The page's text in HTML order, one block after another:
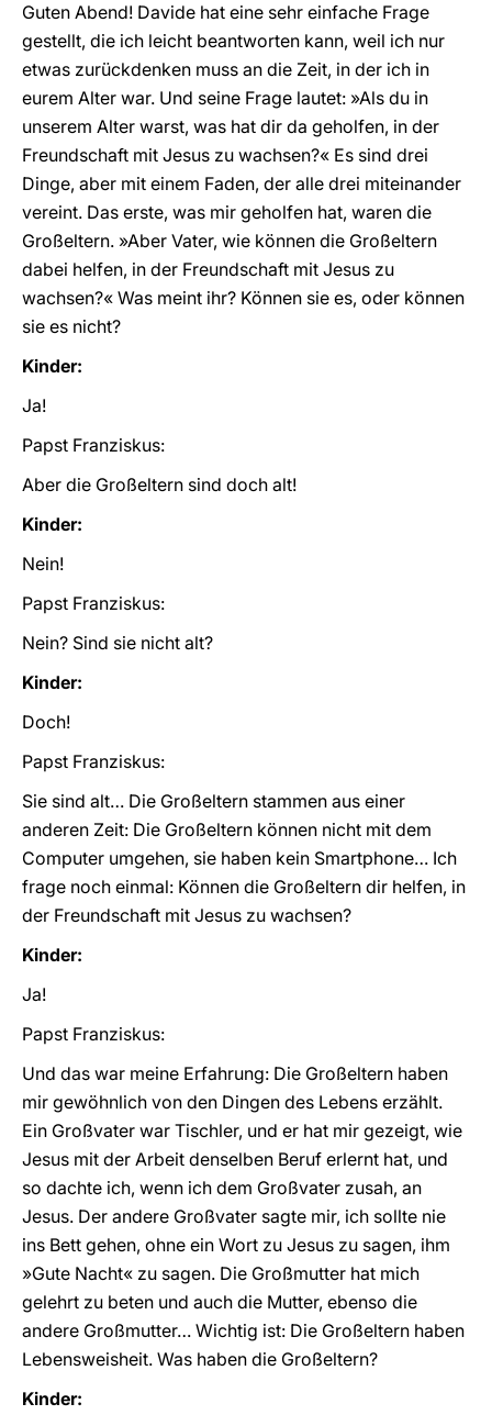
Guten Abend! Davide hat eine sehr einfache Frage
gestellt, die ich leicht beantworten kann, weil ich nur
etwas zurückdenken muss an die Zeit, in der ich in
eurem Alter war. Und seine Frage lautet: »Als du in
unserem Alter warst, was hat dir da geholfen, in der
Freundschaft mit Jesus zu wachsen?« Es sind drei
Dinge, aber mit einem Faden, der alle drei miteinander
vereint. Das erste, was mir geholfen hat, waren die
Großeltern. »Aber Vater, wie können die Großeltern
dabei helfen, in der Freundschaft mit Jesus zu
wachsen?« Was meint ihr? Können sie es, oder können
sie es nicht?
Kinder:
Ja!
Papst Franziskus:
Aber die Großeltern sind doch alt!
Kinder:
Nein!
Papst Franziskus:
Nein? Sind sie nicht alt?
Kinder:
Doch!
Papst Franziskus:
Sie sind alt… Die Großeltern stammen aus einer
anderen Zeit: Die Großeltern können nicht mit dem
Computer umgehen, sie haben kein Smartphone… Ich
frage noch einmal: Können die Großeltern dir helfen, in
der Freundschaft mit Jesus zu wachsen?
Kinder:
Ja!
Papst Franziskus:
Und das war meine Erfahrung: Die Großeltern haben
mir gewöhnlich von den Dingen des Lebens erzählt.
Ein Großvater war Tischler, und er hat mir gezeigt, wie
Jesus mit der Arbeit denselben Beruf erlernt hat, und
so dachte ich, wenn ich dem Großvater zusah, an
Jesus. Der andere Großvater sagte mir, ich sollte nie
ins Bett gehen, ohne ein Wort zu Jesus zu sagen, ihm
»Gute Nacht« zu sagen. Die Großmutter hat mich
gelehrt zu beten und auch die Mutter, ebenso die
andere Großmutter… Wichtig ist: Die Großeltern haben
Lebensweisheit. Was haben die Großeltern?
Kinder: